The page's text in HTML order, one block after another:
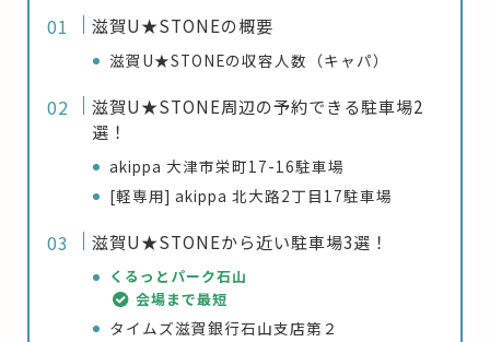
滋賀U★STONEの概要
滋賀U★STONEの収容人数（キャパ）
滋賀U★STONE周辺の予約できる駐車場2
選！
akippa 大津市栄町17-16駐車場
[軽専用] akippa 北大路2丁目17駐車場
滋賀U★STONEから近い駐車場3選！
くるっとパーク石山
会場まで最短
タイムズ滋賀銀行石山支店第２